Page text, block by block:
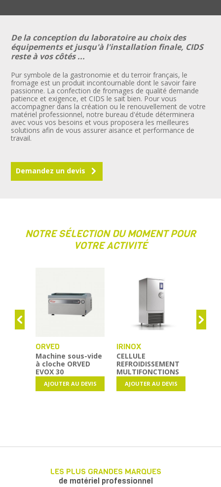
De la conception du laboratoire au choix des
équipements et jusqu'à l'installation finale, CIDS
reste à vos côtés ...
Pur symbole de la gastronomie et du terroir français, le
fromage est un produit incontournable dont le savoir faire
passionne. La confection de fromages de qualité demande
patience et exigence, et CIDS le sait bien. Pour vous
accompagner dans la création ou le renouvellement de votre
matériel professionnel, notre bureau d'étude déterminera
avec vous vos besoins et vous proposera les meilleures
solutions afin de vous assurer aisance et performance de
travail.
Demandez un devis
NOTRE SÉLECTION DU MOMENT POUR
VOTRE ACTIVITÉ
ORVED
Machine sous-vide
à cloche ORVED
EVOX 30
AJOUTER AU DEVIS
IRINOX
CELLULE
REFROIDISSEMENT
MULTIFONCTIONS
IRINOX MF 70.1
PLUS
AJOUTER AU DEVIS
LES PLUS GRANDES MARQUES
de matériel professionnel